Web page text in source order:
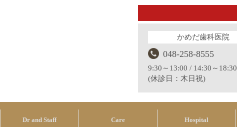
かめだ歯科医院
048-258-8555
9:30～13:00 / 14:30～18:30
(休診日：木日祝)
Dr and Staff Care Hospital